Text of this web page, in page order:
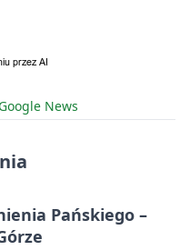
Google News
Pańskiego –